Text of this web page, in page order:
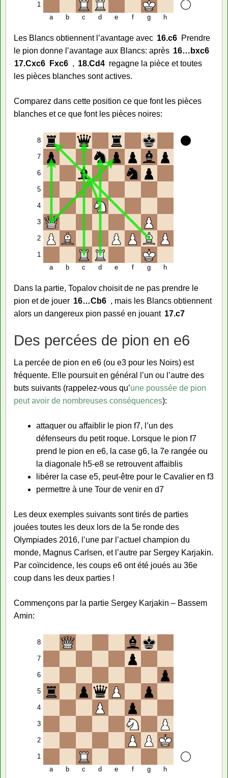
1
a
b c d e f g h
Les Blancs obtiennent l’avantage avec 16.c6 Prendre
le pion donne l’avantage aux Blancs: après 16… bxc6
17.Cxc6 Fxc6 , 18.Cd4 regagne la pièce et toutes
les pièces blanches sont actives.
Comparez dans cette position ce que font les pièces
blanches et ce que font les pièces noires:
8
7
6
5
4
3
2
1
a
b c d e f g h
Dans la partie, Topalov choisit de ne pas prendre le
pion et de jouer 16…Cb6 , mais les Blancs obtiennent
alors un dangereux pion passé en jouant 17.c7
Des percées de pion en e6
La percée de pion en e6 (ou e3 pour les Noirs) est
fréquente. Elle poursuit en général l’un ou l’autre des
buts suivants (rappelez-vous qu’une poussée de pion
peut avoir de nombreuses conséquences):
attaquer ou affaiblir le pion f7, l’un des
défenseurs du petit roque. Lorsque le pion f7
prend le pion en e6, la case g6, la 7e rangée ou
la diagonale h5-e8 se retrouvent affaiblis
libérer la case e5, peut-être pour le Cavalier en f3
permettre à une Tour de venir en d7
Les deux exemples suivants sont tirés de parties
jouées toutes les deux lors de la 5e ronde des
Olympiades 2016, l’une par l’actuel champion du
monde, Magnus Carlsen, et l’autre par Sergey Karjakin.
Par coïncidence, les coups e6 ont été joués au 36e
coup dans les deux parties !
Commençons par la partie Sergey Karjakin – Bassem
Amin:
8
7
6
5
4
3
2
1
a
b c d e f g h